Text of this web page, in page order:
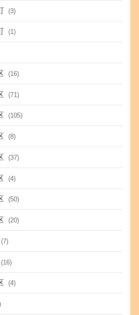
(3)
(1)
(16)
(71)
(105)
(8)
(37)
(4)
(50)
(20)
(7)
(16)
(4)